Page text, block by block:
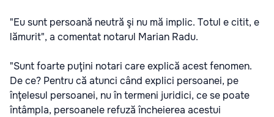
"Eu sunt persoană neutră şi nu mă implic. Totul e citit, e
lămurit", a comentat notarul Marian Radu.
"Sunt foarte puţini notari care explică acest fenomen.
De ce? Pentru că atunci când explici persoanei, pe
înţelesul persoanei, nu în termeni juridici, ce se poate
întâmpla, persoanele refuză încheierea acestui